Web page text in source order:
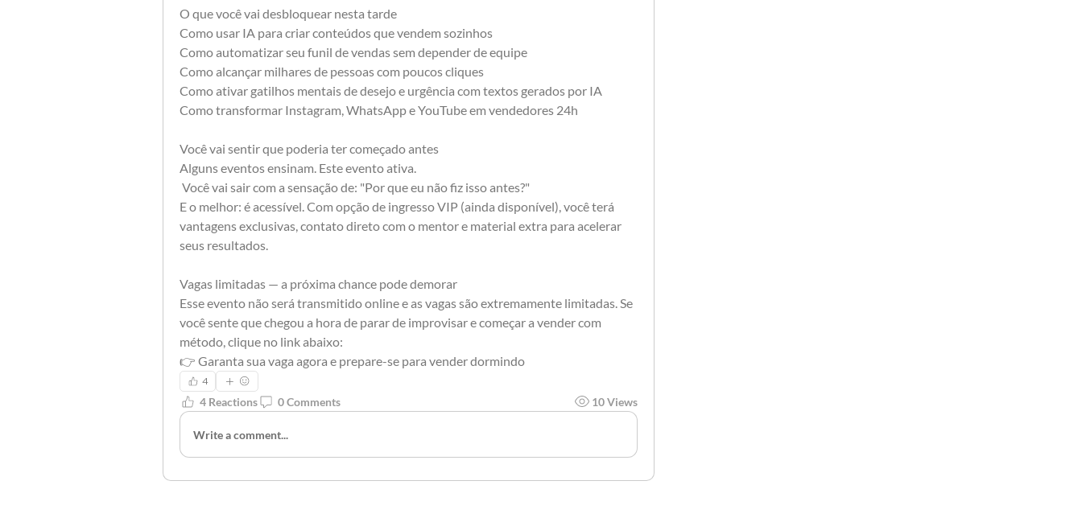
O que você vai desbloquear nesta tarde
Como usar IA para criar conteúdos que vendem sozinhos
Como automatizar seu funil de vendas sem depender de equipe
Como alcançar milhares de pessoas com poucos cliques
Como ativar gatilhos mentais de desejo e urgência com textos gerados por IA
Como transformar Instagram, WhatsApp e YouTube em vendedores 24h
Você vai sentir que poderia ter começado antes
Alguns eventos ensinam. Este evento ativa.
Você vai sair com a sensação de: "Por que eu não fiz isso antes?"
E o melhor: é acessível. Com opção de ingresso VIP (ainda disponível), você terá
vantagens exclusivas, contato direto com o mentor e material extra para acelerar
seus resultados.
Vagas limitadas — a próxima chance pode demorar
Esse evento não será transmitido online e as vagas são extremamente limitadas. Se
você sente que chegou a hora de parar de improvisar e começar a vender com
método, clique no link abaixo:
👉 Garanta sua vaga agora e prepare-se para vender dormindo
4
4 Reactions 0 Comments 10 Views
Write a comment...